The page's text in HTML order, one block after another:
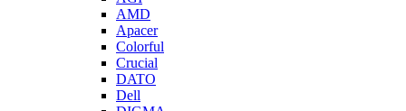
AMD
Apacer
Colorful
Crucial
DATO
Dell